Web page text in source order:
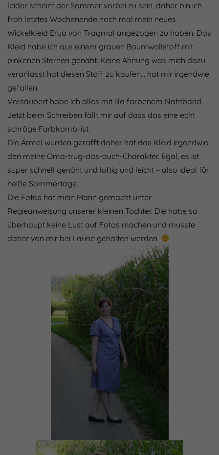
leider scheint der Sommer vorbei zu sein, daher bin ich
froh letztes Wochenende noch mal mein neues
Wickelkleid Erua von Tragmal angezogen zu haben. Das
Kleid habe ich aus einem grauen Baumwollstoff mit
pinkenen Sternen genäht. Keine Ahnung was mich dazu
veranlasst hat diesen Stoff zu kaufen… hat mir irgendwie
gefallen.
Versäubert habe ich alles mit lila farbenem Nahtband.
Jetzt beim Schreiben fällt mir auf dass das eine echt
schräge Farbkombi ist.
Die Ärmel wurden gerafft daher hat das Kleid irgendwie
den meine Oma-trug-das-auch-Charakter. Egal, es ist
super schnell genäht und luftig und leicht – also ideal für
heiße Sommertage.
Die Fotos hat mein Mann gemacht unter
Regieanweisung unserer kleinen Tochter. Die hatte so
überhaupt keine Lust auf Fotos machen und musste
daher von mir bei Laune gehalten werden.